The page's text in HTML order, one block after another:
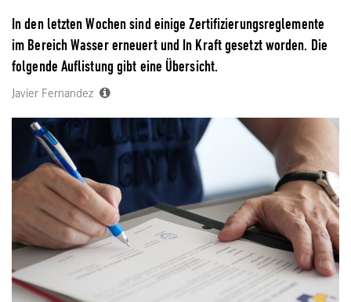
In den letzten Wochen sind einige Zertifizierungsreglemente
im Bereich Wasser erneuert und In Kraft gesetzt worden. Die
folgende Auflistung gibt eine Übersicht.
Javier Fernandez